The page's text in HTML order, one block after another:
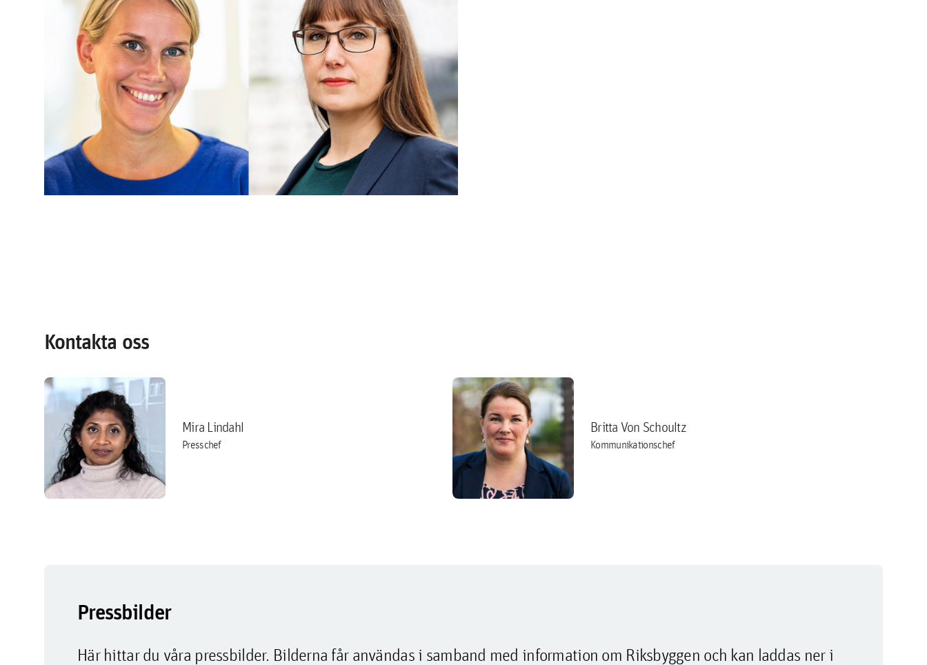
Kontakta oss
Mira Lindahl
Presschef
Britta Von Schoultz
Kommunikationschef
Pressbilder
Här hittar du våra pressbilder. Bilderna får användas i samband med information om Riksbyggen och kan laddas ner i